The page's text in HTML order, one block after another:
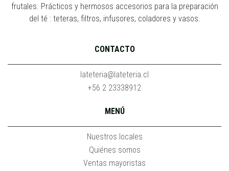
frutales. Prácticos y hermosos accesorios para la preparación
del té : teteras, filtros, infusores, coladores y vasos.
CONTACTO
lateteria@lateteria.cl
+56 2 23338912
MENÚ
Nuestros locales
Quiénes somos
Ventas mayoristas